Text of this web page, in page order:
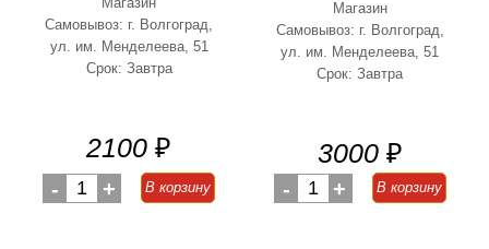
Самовывоз: г. Волгоград,
ул. им. Менделеева, 51
Срок: Завтра
2100 ₽
- 1 + В корзину
Магазин
Самовывоз: г. Волгоград,
ул. им. Менделеева, 51
Срок: Завтра
3000 ₽
- 1 + В корзину